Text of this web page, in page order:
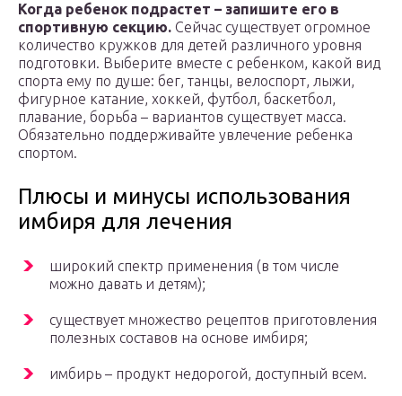
Когда ребенок подрастет – запишите его в
спортивную секцию. Сейчас существует огромное
количество кружков для детей различного уровня
подготовки. Выберите вместе с ребенком, какой вид
спорта ему по душе: бег, танцы, велоспорт, лыжи,
фигурное катание, хоккей, футбол, баскетбол,
плавание, борьба – вариантов существует масса.
Обязательно поддерживайте увлечение ребенка
спортом.
Плюсы и минусы использования
имбиря для лечения
широкий спектр применения (в том числе
можно давать и детям);
существует множество рецептов приготовления
полезных составов на основе имбиря;
имбирь – продукт недорогой, доступный всем.